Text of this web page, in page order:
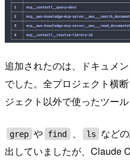
追加されたのは、ドキュメ
でした。全プロジェクト横
ジェクト以外で使ったツー
grep や find 、 ls
など
出していましたが、Claude